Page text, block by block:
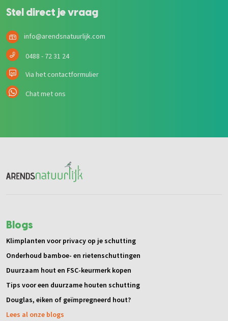
Stel direct je vraag
info@arendsnatuurlijk.com
0488 - 72 31 24
Via het contactformulier
Chat met ons
Blogs
Klimplanten voor privacy op je schutting
Onderhoud bamboe- en rietenschuttingen
Duurzaam hout en FSC-keurmerk kopen
Tips voor een duurzame houten schutting
Douglas, eiken of geïmpregneerd hout?
Lees al onze blogs